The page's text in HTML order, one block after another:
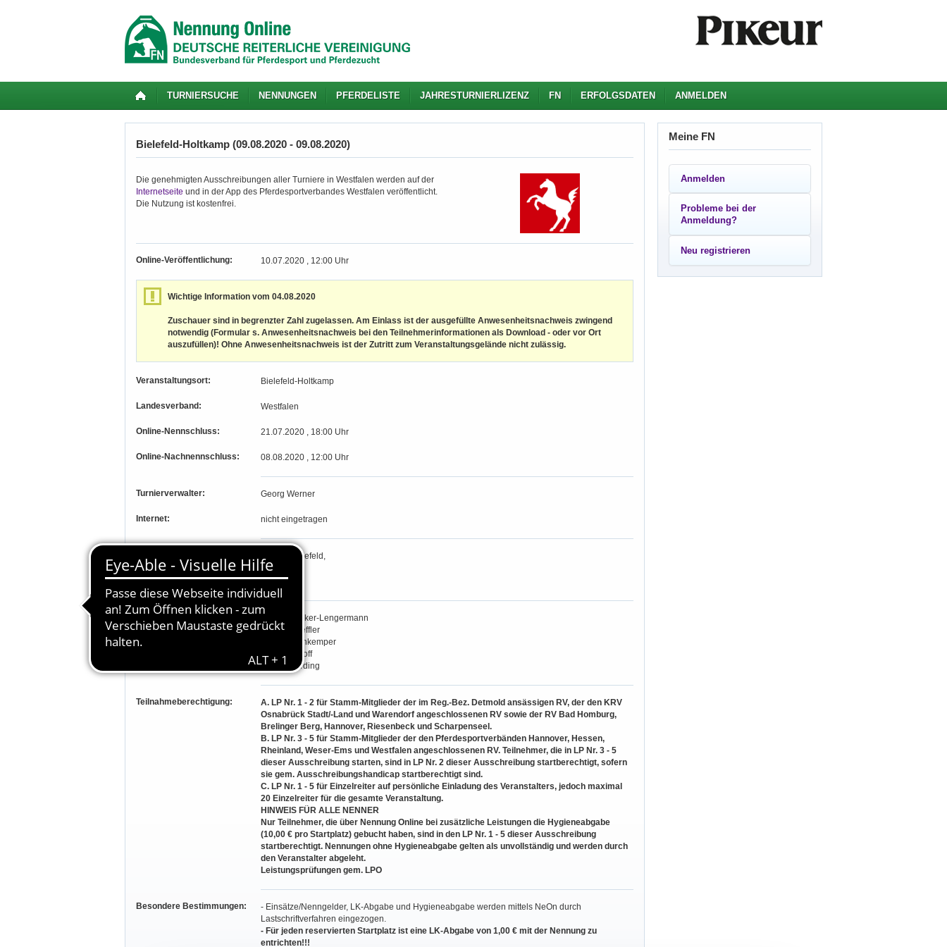
TURNIERSUCHE NENNUNGEN PFERDELISTE JAHRESTURNIERLIZENZ FN ERFOLGSDATEN ANMELDEN
Bielefeld-Holtkamp (09.08.2020 - 09.08.2020)
Die genehmigten Ausschreibungen aller Turniere in Westfalen werden auf der
Internetseite und in der App des Pferdesportverbandes Westfalen veröffentlicht.
Die Nutzung ist kostenfrei.
Online-Veröffentlichung: 10.07.2020 , 12:00 Uhr
Wichtige Information vom 04.08.2020
Zuschauer sind in begrenzter Zahl zugelassen. Am Einlass ist der ausgefüllte Anwesenheitsnachweis zwingend
notwendig (Formular s. Anwesenheitsnachweis bei den Teilnehmerinformationen als Download - oder vor Ort
auszufüllen)! Ohne Anwesenheitsnachweis ist der Zutritt zum Veranstaltungsgelände nicht zulässig.
Veranstaltungsort: Bielefeld-Holtkamp
Landesverband: Westfalen
Online-Nennschluss: 21.07.2020 , 18:00 Uhr
Online-Nachnennschluss: 08.08.2020 , 12:00 Uhr
Turnierverwalter: Georg Werner
Internet: nicht eingetragen
33649, Bielefeld,
Längengrad, Breitengrad -, -
Hubert Hesker-Lengermann
Heide Scheffler
Stefan Steinkemper
Jürgen Uthoff
Kira Wulferding
Teilnahmeberechtigung:
A. LP Nr. 1 - 2 für Stamm-Mitglieder der im Reg.-Bez. Detmold ansässigen RV, der den KRV
Osnabrück Stadt/-Land und Warendorf angeschlossenen RV sowie der RV Bad Homburg,
Brelinger Berg, Hannover, Riesenbeck und Scharpenseel.
B. LP Nr. 3 - 5 für Stamm-Mitglieder der den Pferdesportverbänden Hannover, Hessen,
Rheinland, Weser-Ems und Westfalen angeschlossenen RV. Teilnehmer, die in LP Nr. 3 - 5
dieser Ausschreibung starten, sind in LP Nr. 2 dieser Ausschreibung startberechtigt, sofern
sie gem. Ausschreibungshandicap startberechtigt sind.
C. LP Nr. 1 - 5 für Einzelreiter auf persönliche Einladung des Veranstalters, jedoch maximal
20 Einzelreiter für die gesamte Veranstaltung.
HINWEIS FÜR ALLE NENNER
Nur Teilnehmer, die über Nennung Online bei zusätzliche Leistungen die Hygieneabgabe
(10,00 € pro Startplatz) gebucht haben, sind in den LP Nr. 1 - 5 dieser Ausschreibung
startberechtigt. Nennungen ohne Hygieneabgabe gelten als unvollständig und werden durch
den Veranstalter abgeleht.
Leistungsprüfungen gem. LPO
Besondere Bestimmungen:
- Einsätze/Nenngelder, LK-Abgabe und Hygieneabgabe werden mittels NeOn durch
Lastschriftverfahren eingezogen.
- Für jeden reservierten Startplatz ist eine LK-Abgabe von 1,00 € mit der Nennung zu
entrichten!!!
Meine FN
Anmelden
Probleme bei der
Anmeldung?
Neu registrieren